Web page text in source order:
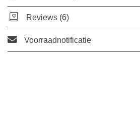
Reviews (6)
Voorraadnotificatie